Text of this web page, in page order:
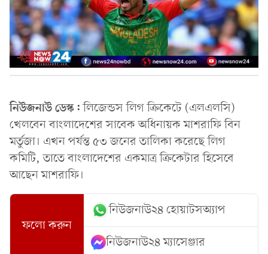
নিউজনাউ ডেস্ক:লিজেন্ডস লিগ ক্রিকেটে (এলএলসি)
খেলবেন বাংলাদেশের সাবেক অধিনায়ক মাশরাফি বিন
মর্তুজা। এখন পর্যন্ত ৫৩ জনের তালিকা করেছে লিগ
কমিটি, তাতে বাংলাদেশের একমাত্র ক্রিকেটার হিসেবে
আছেন মাশরাফি।
ফলো করুন
নিউজনাউ২৪ হোয়াটসঅ্যাপ
নিউজনাউ২৪ ম্যাসেঞ্জার